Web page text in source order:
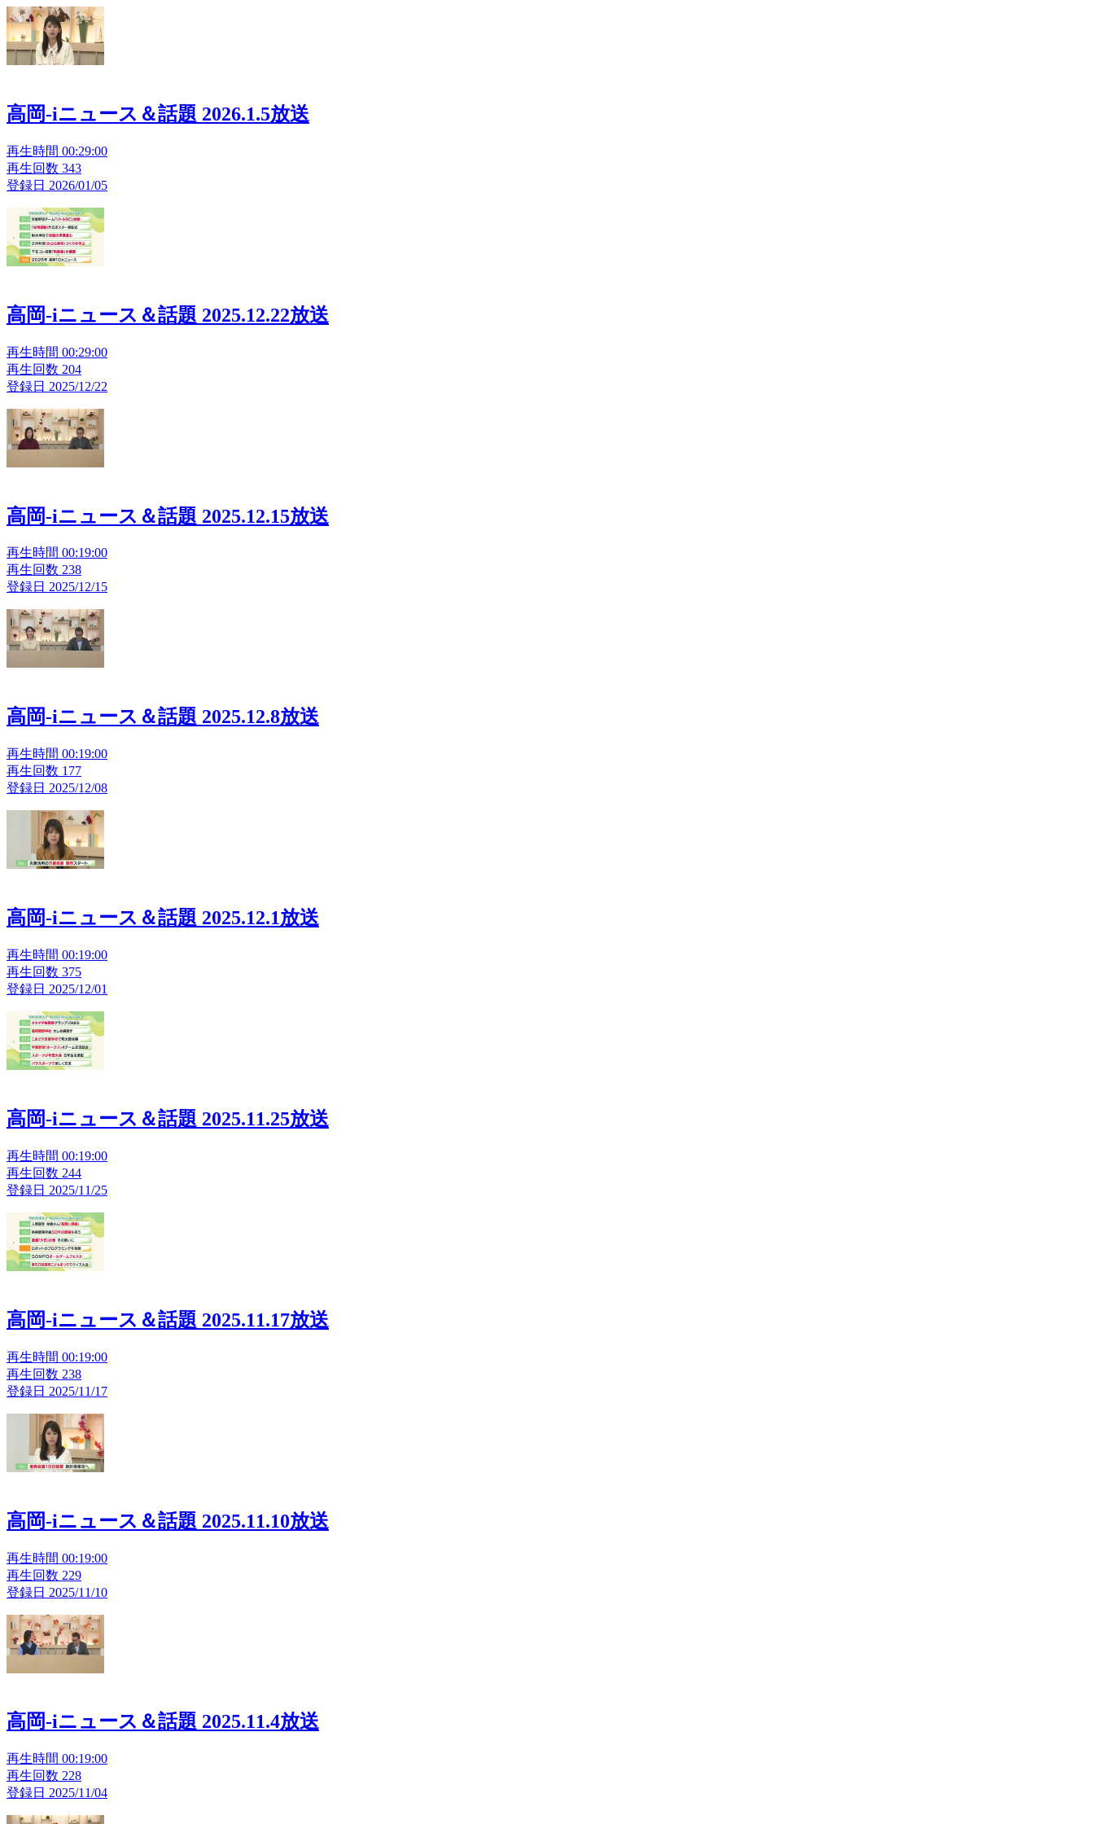
高岡-iニュース＆話題 2026.1.5放送
再生時間 00:29:00
再生回数 343
登録日 2026/01/05
高岡-iニュース＆話題 2025.12.22放送
再生時間 00:29:00
再生回数 204
登録日 2025/12/22
高岡-iニュース＆話題 2025.12.15放送
再生時間 00:19:00
再生回数 238
登録日 2025/12/15
高岡-iニュース＆話題 2025.12.8放送
再生時間 00:19:00
再生回数 177
登録日 2025/12/08
高岡-iニュース＆話題 2025.12.1放送
再生時間 00:19:00
再生回数 375
登録日 2025/12/01
高岡-iニュース＆話題 2025.11.25放送
再生時間 00:19:00
再生回数 244
登録日 2025/11/25
高岡-iニュース＆話題 2025.11.17放送
再生時間 00:19:00
再生回数 238
登録日 2025/11/17
高岡-iニュース＆話題 2025.11.10放送
再生時間 00:19:00
再生回数 229
登録日 2025/11/10
高岡-iニュース＆話題 2025.11.4放送
再生時間 00:19:00
再生回数 228
登録日 2025/11/04